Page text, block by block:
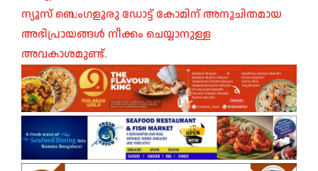
ന്യൂസ് ബെംഗളൂരു ഡോട്ട് കോമിന് അനുചിതമായ
അഭിപ്രായങ്ങൾ നീക്കം ചെയ്യാനുള്ള
അവകാശമുണ്ട്.